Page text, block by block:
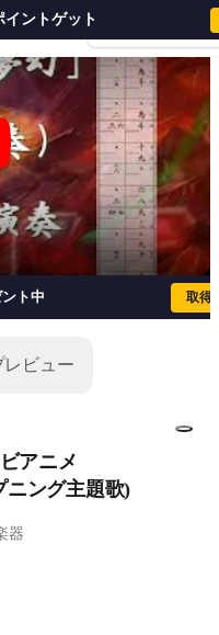
会員登録・ログイ
イントゲット
夢幻（二重奏） (テレビアニメ
ト中 取得
レビュー
アニメ
ニング主題歌)
器